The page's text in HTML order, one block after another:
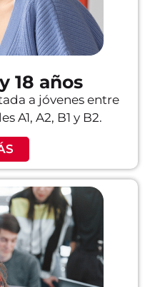
18 años
a jóvenes entre
A1, A2, B1 y B2.